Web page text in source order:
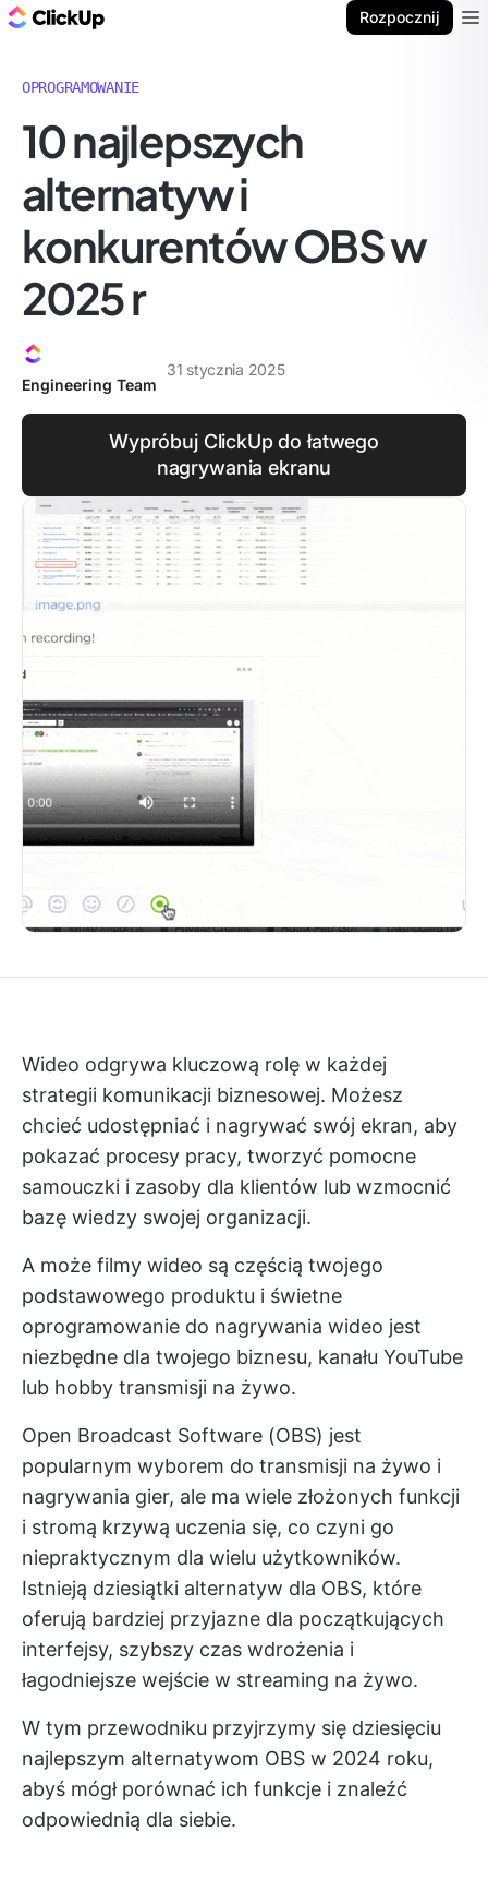
Rozpocznij
OPROGRAMOWANIE
10 najlepszych
alternatyw i
konkurentów OBS w
2025 r
Engineering Team
31 stycznia 2025
Wypróbuj ClickUp do łatwego
nagrywania ekranu
Wideo odgrywa kluczową rolę w każdej
strategii komunikacji biznesowej. Możesz
chcieć udostępniać i nagrywać swój ekran, aby
pokazać procesy pracy, tworzyć pomocne
samouczki i zasoby dla klientów lub wzmocnić
bazę wiedzy swojej organizacji.
A może filmy wideo są częścią twojego
podstawowego produktu i świetne
oprogramowanie do nagrywania wideo jest
niezbędne dla twojego biznesu, kanału YouTube
lub hobby transmisji na żywo.
Open Broadcast Software (OBS) jest
popularnym wyborem do transmisji na żywo i
nagrywania gier, ale ma wiele złożonych funkcji
i stromą krzywą uczenia się, co czyni go
niepraktycznym dla wielu użytkowników.
Istnieją dziesiątki alternatyw dla OBS, które
oferują bardziej przyjazne dla początkujących
interfejsy, szybszy czas wdrożenia i
łagodniejsze wejście w streaming na żywo.
W tym przewodniku przyjrzymy się dziesięciu
najlepszym alternatywom OBS w 2024 roku,
abyś mógł porównać ich funkcje i znaleźć
odpowiednią dla siebie.